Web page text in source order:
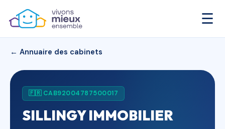
☰
← Annuaire des cabinets
🇫🇷 CAB92004787500017
SILLINGY IMMOBILIER